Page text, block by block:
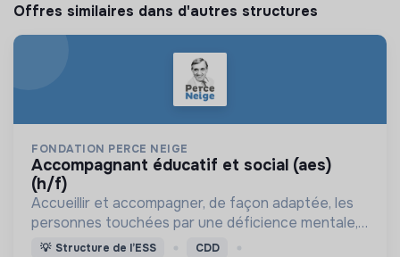
Offres similaires dans d'autres structures
FONDATION PERCE NEIGE
accompagnant éducatif et social (aes)
(h/f)
Accueillir et accompagner, de façon adaptée, les
personnes touchées par une déficience mentale,
un handicap physique ou psychique
💡 Structure de l’ESS CDD